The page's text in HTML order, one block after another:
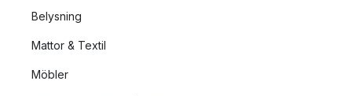
Belysning
Mattor & Textil
Möbler